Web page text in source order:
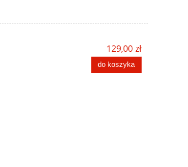
129,00 zł
do koszyka